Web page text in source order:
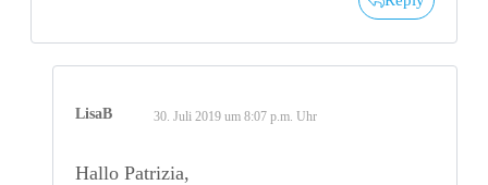
LisaB 30. Juli 2019 um 8:07 p.m. Uhr
Hallo Patrizia,